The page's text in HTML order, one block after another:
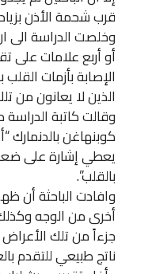
قرب شحمة الأذن
وخلصت الدراسة الى
أو أربع علامات على
الذين لا يعانون من
وقالت كاتبة
كوبنهاغن
يعطي إشارة على
بالقلب”.
وافادت الباحثة أن
أخرى من الوجه
جزءاً من تلك
ناتج طبيعي للتقدم